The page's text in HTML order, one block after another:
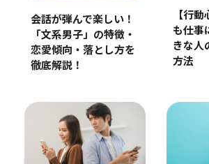
会話が弾んで楽しい！
「文系男子」の特徴・
恋愛傾向・落とし方を
徹底解説！
【行
も仕事
きな人
方法